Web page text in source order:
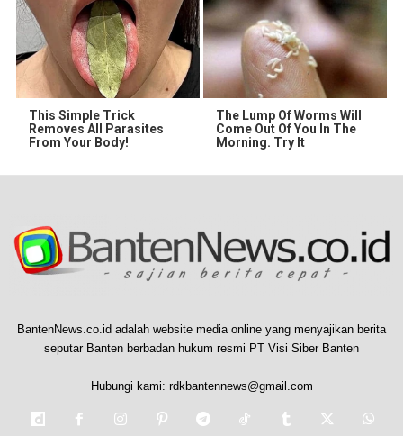
This Simple Trick
Removes All Parasites
From Your Body!
The Lump Of Worms Will
Come Out Of You In The
Morning. Try It
BantenNews.co.id adalah website media online yang menyajikan berita
seputar Banten berbadan hukum resmi PT Visi Siber Banten
Hubungi kami: rdkbantennews@gmail.com